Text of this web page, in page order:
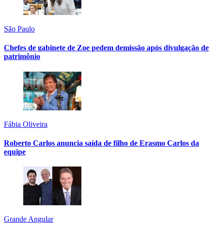
São Paulo
Chefes de gabinete de Zoe pedem demissão após divulgação de
patrimônio
Fábia Oliveira
Roberto Carlos anuncia saída de filho de Erasmo Carlos da
equipe
Grande Angular